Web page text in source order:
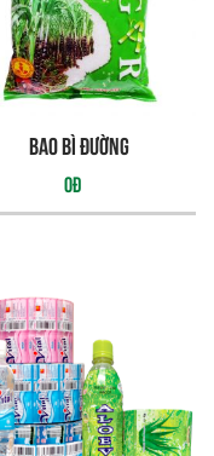
bao bì đường
0đ